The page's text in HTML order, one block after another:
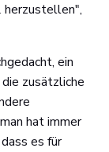
herzustellen",
ein
zusätzliche
hat immer
es für